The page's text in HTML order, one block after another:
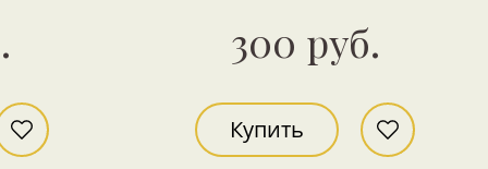
300 руб.
Купить